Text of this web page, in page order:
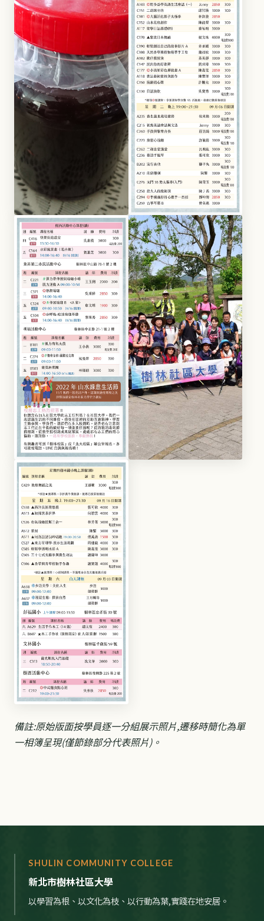
備註:原始版面按學員逐一分組展示照片,遷移時簡化為單
一相簿呈現(僅節錄部分代表照片)。
SHULIN COMMUNITY COLLEGE
新北市樹林社區大學
以學習為根、以文化為枝、以行動為葉,實踐在地安居。